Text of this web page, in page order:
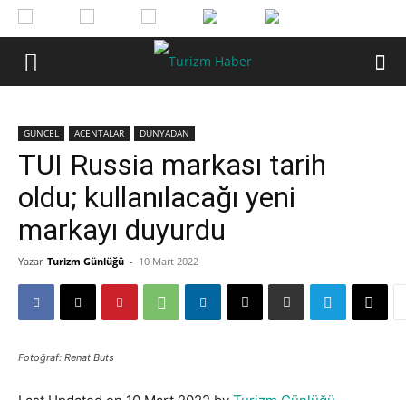
GÜNCEL ACENTALAR DÜNYADAN
TUI Russia markası tarih
oldu; kullanılacağı yeni
markayı duyurdu
Yazar Turizm Günlüğü - 10 Mart 2022
Fotoğraf: Renat Buts